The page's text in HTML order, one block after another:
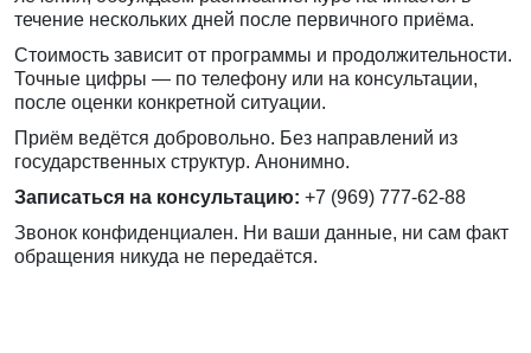
течение нескольких дней после первичного приёма.
Стоимость зависит от программы и продолжительности.
Точные цифры — по телефону или на консультации,
после оценки конкретной ситуации.
Приём ведётся добровольно. Без направлений из
государственных структур. Анонимно.
Записаться на консультацию: +7 (969) 777-62-88
Звонок конфиденциален. Ни ваши данные, ни сам факт
обращения никуда не передаётся.